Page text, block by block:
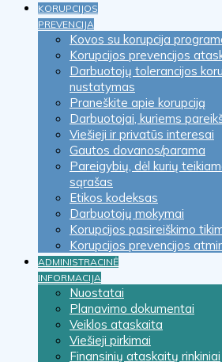
KORUPCIJOS
PREVENCIJA
Kovos su korupcija
Korupcijos prevencijos
Darbuotojų tolerancijos
nustatymas
Praneškite apie korupciją
Darbuotojai, kuriems
Viešieji ir privatūs interesai
Gautos dovanos/parama
Pareigybių, dėl kurių
sąrašas
Etikos kodeksas
Darbuotojų mokymai
Korupcijos pasireiškimo
Korupcijos prevencijos
ADMINISTRACINĖ
INFORMACIJA
Nuostatai
Planavimo dokumentai
Veiklos ataskaita
Viešieji pirkimai
Finansinių ataskaitų rinkiniai